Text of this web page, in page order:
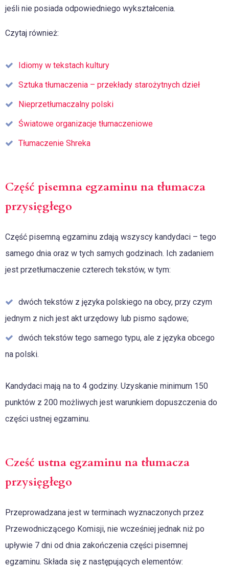
jeśli nie posiada odpowiedniego wykształcenia.
Czytaj również:
Idiomy w tekstach kultury
Sztuka tłumaczenia – przekłady starożytnych dzieł
Nieprzetłumaczalny polski
Światowe organizacje tłumaczeniowe
Tłumaczenie Shreka
Część pisemna egzaminu na tłumacza
przysięgłego
Część pisemną egzaminu zdają wszyscy kandydaci – tego
samego dnia oraz w tych samych godzinach. Ich zadaniem
jest przetłumaczenie czterech tekstów, w tym:
dwóch tekstów z języka polskiego na obcy, przy czym
jednym z nich jest akt urzędowy lub pismo sądowe;
dwóch tekstów tego samego typu, ale z języka obcego
na polski.
Kandydaci mają na to 4 godziny. Uzyskanie minimum 150
punktów z 200 możliwych jest warunkiem dopuszczenia do
części ustnej egzaminu.
Cześć ustna egzaminu na tłumacza
przysięgłego
Przeprowadzana jest w terminach wyznaczonych przez
Przewodniczącego Komisji, nie wcześniej jednak niż po
upływie 7 dni od dnia zakończenia części pisemnej
egzaminu. Składa się z następujących elementów: